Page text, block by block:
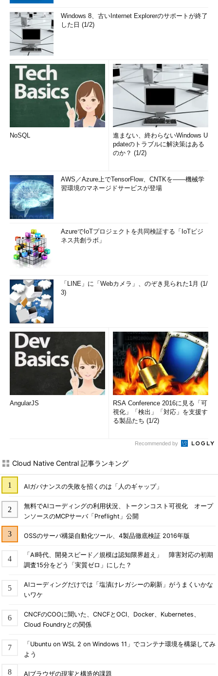
Windows 8、古いInternet Explorerのサポートが終了
した日 (1/2)
NoSQL
進まない、終わらないWindows U
pdateのトラブルに解決策はある
のか？ (1/2)
AWS／Azure上でTensorFlow、CNTKを――機械学
習環境のマネージドサービスが登場
AzureでIoTプロジェクトを共同検証する「IoTビジ
ネス共創ラボ」
「LINE」に「Webカメラ」、のぞき見られた1月 (1/
3)
AngularJS
RSA Conference 2016に見る「可
視化」「検出」「対応」を支援す
る製品たち (1/2)
Recommended by
Cloud Native Central 記事ランキング
AIガバナンスの失敗を招くのは「人のギャップ」
無料でAIコーディングの利用状況、トークンコスト可視化 オープ
ンソースのMCPサーバ「Preflight」公開
OSSのサーバ構築自動化ツール、4製品徹底検証 2016年版
「AI時代、開発スピード／規模は認知限界超え」 障害対応の初期
調査15分をどう「実質ゼロ」にした？
AIコーディングだけでは「塩漬けレガシーの刷新」がうまくいかな
いワケ
CNCFのCOOに聞いた、CNCFとOCI、Docker、Kubernetes、
Cloud Foundryとの関係
「Ubuntu on WSL 2 on Windows 11」でコンテナ環境を構築してみ
よう
AIブラウザの現実と構造的課題